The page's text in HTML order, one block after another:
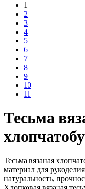
1
2
3
4
5
6
7
8
9
10
11
Тесьма
Тесьма вязаная
материал для
натуральность,
Хлопковая вязаная